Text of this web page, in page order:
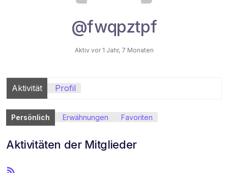
@fwqpztpf
Aktiv vor 1 Jahr, 7 Monaten
Aktivität Profil
Persönlich Erwähnungen Favoriten
Aktivitäten der Mitglieder